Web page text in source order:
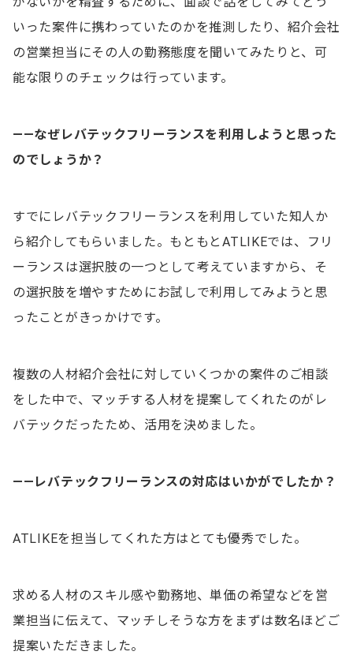
いった案件に携わっていたのかを推測したり、紹介会社
の営業担当にその人の勤務態度を聞いてみたりと、可
能な限りのチェックは行っています。
——なぜレバテックフリーランスを利用しようと思った
のでしょうか？
すでにレバテックフリーランスを利用していた知人か
ら紹介してもらいました。もともとATLIKEでは、フリ
ーランスは選択肢の一つとして考えていますから、そ
の選択肢を増やすためにお試しで利用してみようと思
ったことがきっかけです。
複数の人材紹介会社に対していくつかの案件のご相談
をした中で、マッチする人材を提案してくれたのがレ
バテックだったため、活用を決めました。
——レバテックフリーランスの対応はいかがでしたか？
ATLIKEを担当してくれた方はとても優秀でした。
求める人材のスキル感や勤務地、単価の希望などを営
業担当に伝えて、マッチしそうな方をまずは数名ほどご
提案いただきました。